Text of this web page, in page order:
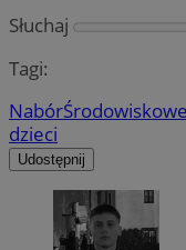
Słuchaj
Tagi:
Nabór
dzieci
Udostępnij